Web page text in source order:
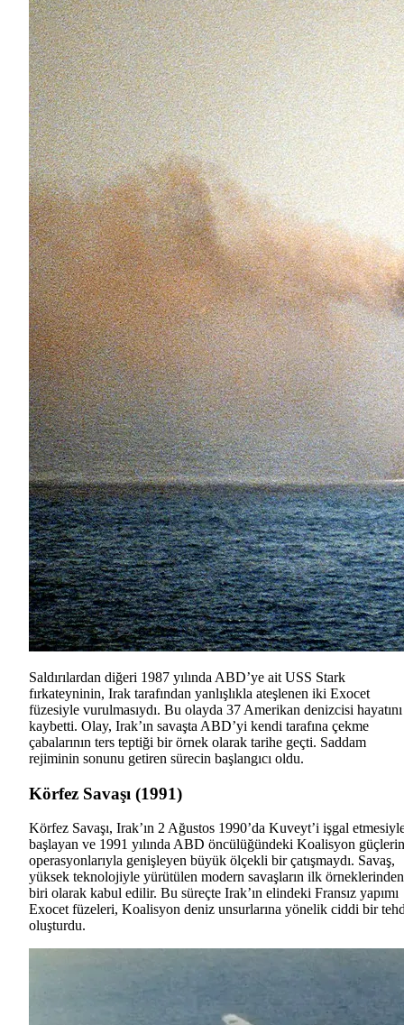
Saldırılardan diğeri 1987 yılında ABD’ye ait USS Stark
fırkateyninin, Irak tarafından yanlışlıkla ateşlenen iki Exocet
füzesiyle vurulmasıydı. Bu olayda 37 Amerikan denizcisi hayatını
kaybetti. Olay, Irak’ın savaşta ABD’yi kendi tarafına çekme
çabalarının ters teptiği bir örnek olarak tarihe geçti. Saddam
rejiminin sonunu getiren sürecin başlangıcı oldu.
Körfez Savaşı (1991)
Körfez Savaşı, Irak’ın 2 Ağustos 1990’da Kuveyt’i işgal
başlayan ve 1991 yılında ABD öncülüğündeki Koalisyon
operasyonlarıyla genişleyen büyük ölçekli bir çatışmaydı. Savaş,
yüksek teknolojiyle yürütülen modern savaşların ilk örneklerinden
biri olarak kabul edilir. Bu süreçte Irak’ın elindeki Fransız yapımı
Exocet füzeleri, Koalisyon deniz unsurlarına yönelik ciddi bir
oluşturdu.